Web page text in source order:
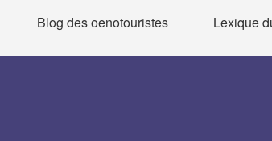
Blog des oenotouristes Lexique